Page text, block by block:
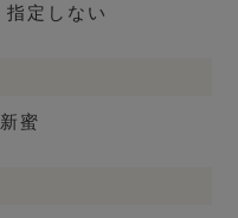
指定しない
新蜜